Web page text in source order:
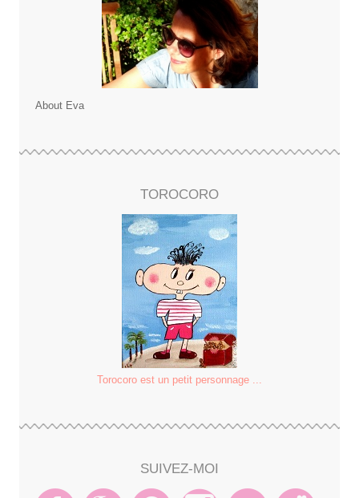
About Eva
TOROCORO
Torocoro est un petit personnage ...
SUIVEZ-MOI